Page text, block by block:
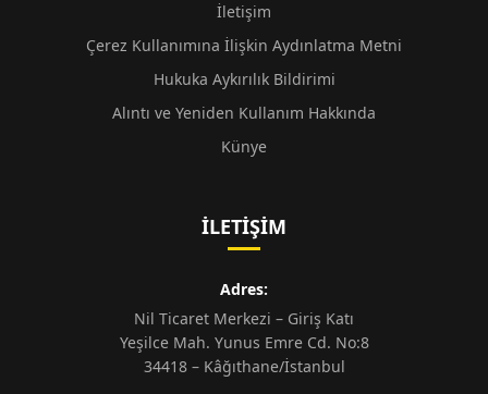
İletişim
Çerez Kullanımına İlişkin Aydınlatma Metni
Hukuka Aykırılık Bildirimi
Alıntı ve Yeniden Kullanım Hakkında
Künye
İLETIŞIM
Adres:
Nil Ticaret Merkezi – Giriş Katı
Yeşilce Mah. Yunus Emre Cd. No:8
34418 – Kâğıthane/İstanbul